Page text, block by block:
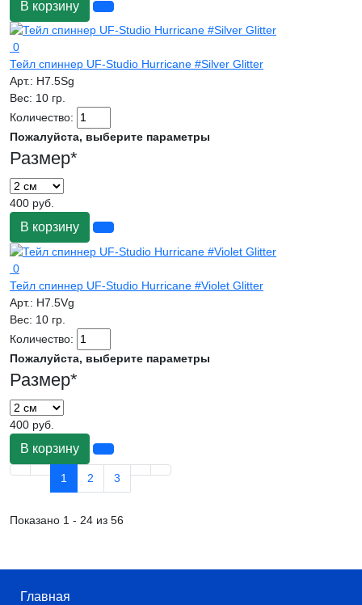
В корзину
0
Тейл спиннер UF-Studio Hurricane #Silver Glitter
Арт.: H7.5Sg
Вес: 10 гр.
Количество:
Пожалуйста, выберите параметры
Размер*
400 руб.
В корзину
0
Тейл спиннер UF-Studio Hurricane #Violet Glitter
Арт.: H7.5Vg
Вес: 10 гр.
Количество:
Пожалуйста, выберите параметры
Размер*
400 руб.
В корзину
1 2 3
Показано 1 - 24 из 56
Главная